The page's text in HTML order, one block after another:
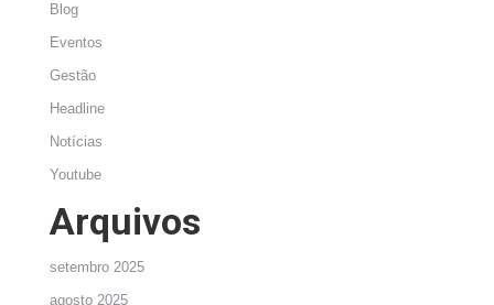
Blog
Eventos
Gestão
Headline
Notícias
Youtube
Arquivos
setembro 2025
agosto 2025